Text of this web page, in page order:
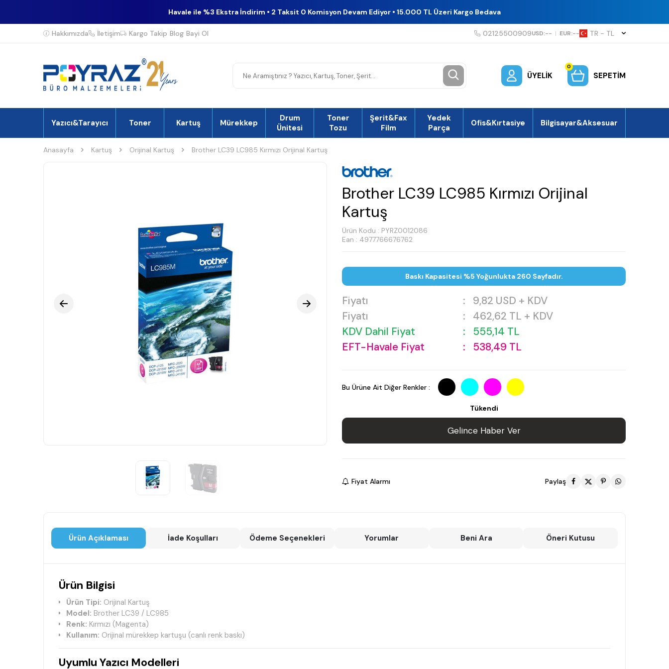
Havale ile %3 Ekstra İndirim • 2 Taksit 0 Komisyon Devam Ediyor • 15.000 TL Üzeri Kargo Bedava
Hakkımızda İletişim Kargo Takip Blog Bayi Ol 02125500909USD:-- | EUR:-- TR − TL
ÜYELIK
0
SEPETIM
Yazıcı&Tarayıcı Toner Kartuş Mürekkep
Drum
Ünitesi
Toner
Tozu
Şerit&Fax
Film
Yedek
Parça
Ofis&Kırtasiye Bilgisayar&Aksesuar
Anasayfa Kartuş Orijinal Kartuş Brother LC39 LC985 Kırmızı Orijinal Kartuş
Brother LC39 LC985 Kırmızı Orijinal
Kartuş
Ürün Kodu : PYRZ0012086
Ean : 4977766676762
Baskı Kapasitesi %5 Yoğunlukta 260 Sayfadır.
Fiyatı : 9,82 USD + KDV
Fiyatı
: 462,62 TL + KDV
KDV Dahil Fiyat
: 555,14 TL
EFT-Havale Fiyat
: 538,49 TL
Bu Ürüne Ait Diğer Renkler :
Tükendi
Gelince Haber Ver
Fiyat Alarmı Paylaş
Ürün Açıklaması İade Koşulları Ödeme Seçenekleri Yorumlar Beni Ara Öneri Kutusu
Ürün Bilgisi
Ürün Tipi: Orijinal Kartuş
Model: Brother LC39 / LC985
Renk: Kırmızı (Magenta)
Kullanım: Orijinal mürekkep kartuşu (canlı renk baskı)
Uyumlu Yazıcı Modelleri